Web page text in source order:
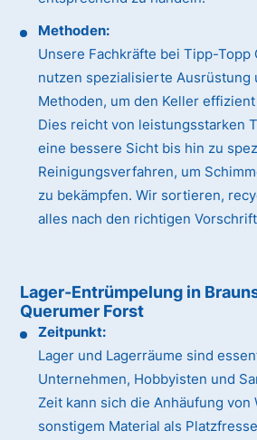
Methoden:
Unsere Fachkräfte bei Tipp-Topp
nutzen spezialisierte Ausrüstung
Methoden, um den Keller
Dies reicht von leistungsstarken
eine bessere Sicht bis hin zu
Reinigungsverfahren, um
zu bekämpfen. Wir sortieren,
alles nach den richtigen
Lager-Entrümpelung in
Querumer Forst
Zeitpunkt:
Lager und Lagerräume sind
Unternehmen, Hobbyisten und
Zeit kann sich die Anhäufung von
sonstigem Material als